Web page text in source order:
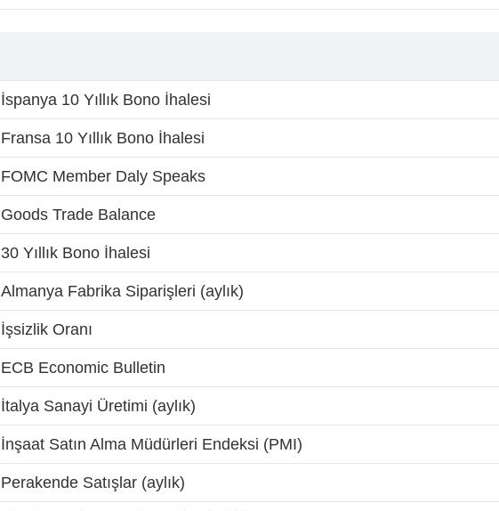
İspanya 10 Yıllık Bono İhalesi
Fransa 10 Yıllık Bono İhalesi
FOMC Member Daly Speaks
Goods Trade Balance
30 Yıllık Bono İhalesi
Almanya Fabrika Siparişleri (aylık)
İşsizlik Oranı
ECB Economic Bulletin
İtalya Sanayi Üretimi (aylık)
İnşaat Satın Alma Müdürleri Endeksi (PMI)
Perakende Satışlar (aylık)